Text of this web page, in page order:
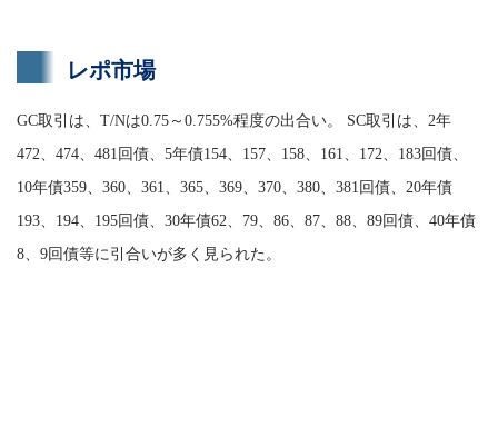
レポ市場
GC取引は、T/Nは0.75～0.755%程度の出合い。 SC取引は、2年
472、474、481回債、5年債154、157、158、161、172、183回債、
10年債359、360、361、365、369、370、380、381回債、20年債
193、194、195回債、30年債62、79、86、87、88、89回債、40年債
8、9回債等に引合いが多く見られた。